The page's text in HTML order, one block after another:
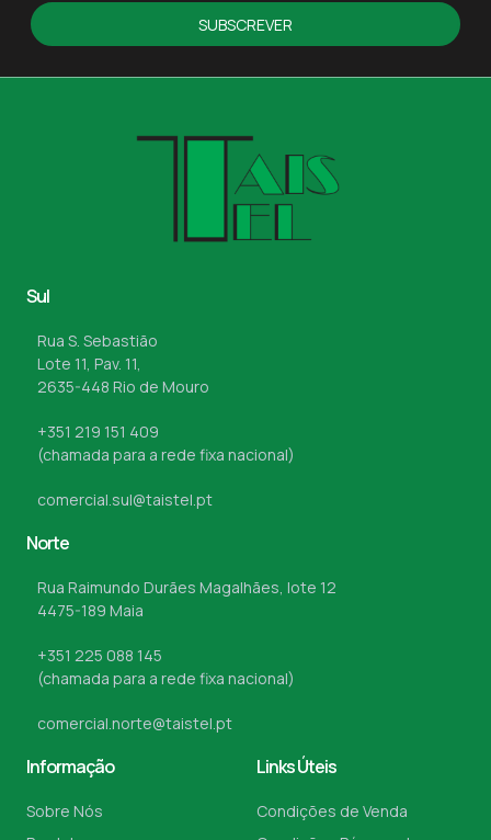
SUBSCREVER
Sul
Rua S. Sebastião
Lote 11, Pav. 11,
2635-448 Rio de Mouro
+351 219 151 409
(chamada para a rede fixa nacional)
comercial.sul@taistel.pt
Norte
Rua Raimundo Durães Magalhães, lote 12
4475-189 Maia
+351 225 088 145
(chamada para a rede fixa nacional)
comercial.norte@taistel.pt
Informação
Sobre Nós
Links Úteis
Condições de Venda